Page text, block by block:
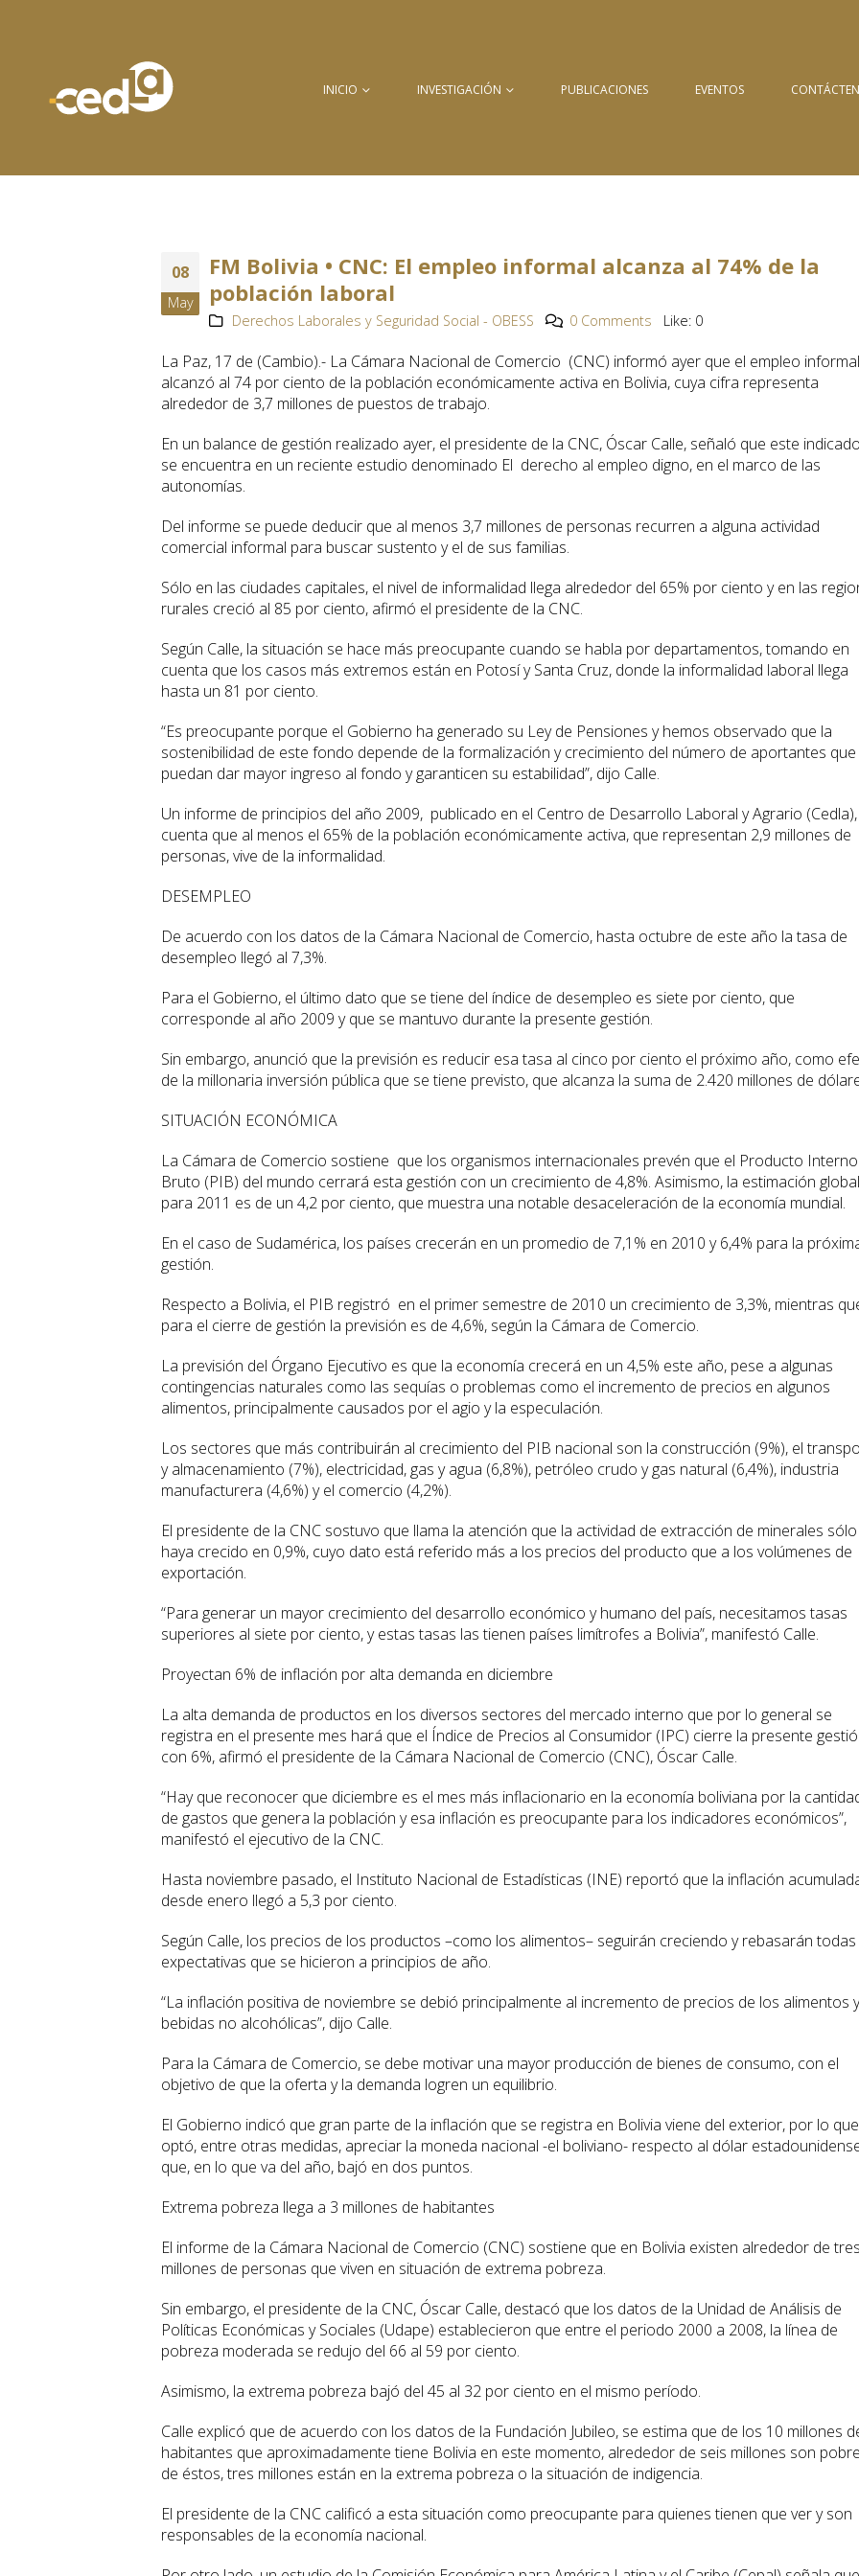
INICIO INVESTIGACIÓN PUBLICACIONES EVENTOS
08
May
FM Bolivia • CNC: El empleo informal alcanza al 74% de la
población laboral
Derechos Laborales y Seguridad Social - OBESS 0 Comments Like: 0
La Paz, 17 de (Cambio).- La Cámara Nacional de Comercio (CNC) informó ayer que el empleo informal
alcanzó al 74 por ciento de la población económicamente activa en Bolivia, cuya cifra representa
alrededor de 3,7 millones de puestos de trabajo.
En un balance de gestión realizado ayer, el presidente de la CNC, Óscar Calle, señaló que este
se encuentra en un reciente estudio denominado El derecho al empleo digno, en el marco de las
autonomías.
Del informe se puede deducir que al menos 3,7 millones de personas recurren a alguna actividad
comercial informal para buscar sustento y el de sus familias.
Sólo en las ciudades capitales, el nivel de informalidad llega alrededor del 65% por ciento y en las
rurales creció al 85 por ciento, afirmó el presidente de la CNC.
Según Calle, la situación se hace más preocupante cuando se habla por departamentos, tomando en
cuenta que los casos más extremos están en Potosí y Santa Cruz, donde la informalidad laboral llega
hasta un 81 por ciento.
“Es preocupante porque el Gobierno ha generado su Ley de Pensiones y hemos observado que la
sostenibilidad de este fondo depende de la formalización y crecimiento del número de aportantes que
puedan dar mayor ingreso al fondo y garanticen su estabilidad”, dijo Calle.
Un informe de principios del año 2009, publicado en el Centro de Desarrollo Laboral y Agrario
cuenta que al menos el 65% de la población económicamente activa, que representan 2,9 millones de
personas, vive de la informalidad.
DESEMPLEO
De acuerdo con los datos de la Cámara Nacional de Comercio, hasta octubre de este año la tasa de
desempleo llegó al 7,3%.
Para el Gobierno, el último dato que se tiene del índice de desempleo es siete por ciento, que
corresponde al año 2009 y que se mantuvo durante la presente gestión.
Sin embargo, anunció que la previsión es reducir esa tasa al cinco por ciento el próximo año, como
de la millonaria inversión pública que se tiene previsto, que alcanza la suma de 2.420 millones de
SITUACIÓN ECONÓMICA
La Cámara de Comercio sostiene que los organismos internacionales prevén que el Producto Interno
Bruto (PIB) del mundo cerrará esta gestión con un crecimiento de 4,8%. Asimismo, la estimación global
para 2011 es de un 4,2 por ciento, que muestra una notable desaceleración de la economía mundial.
En el caso de Sudamérica, los países crecerán en un promedio de 7,1% en 2010 y 6,4% para la
gestión.
Respecto a Bolivia, el PIB registró en el primer semestre de 2010 un crecimiento de 3,3%, mientras
para el cierre de gestión la previsión es de 4,6%, según la Cámara de Comercio.
La previsión del Órgano Ejecutivo es que la economía crecerá en un 4,5% este año, pese a algunas
contingencias naturales como las sequías o problemas como el incremento de precios en algunos
alimentos, principalmente causados por el agio y la especulación.
Los sectores que más contribuirán al crecimiento del PIB nacional son la construcción (9%), el
y almacenamiento (7%), electricidad, gas y agua (6,8%), petróleo crudo y gas natural (6,4%), industria
manufacturera (4,6%) y el comercio (4,2%).
El presidente de la CNC sostuvo que llama la atención que la actividad de extracción de minerales sólo
haya crecido en 0,9%, cuyo dato está referido más a los precios del producto que a los volúmenes de
exportación.
“Para generar un mayor crecimiento del desarrollo económico y humano del país, necesitamos tasas
superiores al siete por ciento, y estas tasas las tienen países limítrofes a Bolivia”, manifestó Calle.
Proyectan 6% de inflación por alta demanda en diciembre
La alta demanda de productos en los diversos sectores del mercado interno que por lo general se
registra en el presente mes hará que el Índice de Precios al Consumidor (IPC) cierre la presente
con 6%, afirmó el presidente de la Cámara Nacional de Comercio (CNC), Óscar Calle.
“Hay que reconocer que diciembre es el mes más inflacionario en la economía boliviana por la
de gastos que genera la población y esa inflación es preocupante para los indicadores económicos”,
manifestó el ejecutivo de la CNC.
Hasta noviembre pasado, el Instituto Nacional de Estadísticas (INE) reportó que la inflación
desde enero llegó a 5,3 por ciento.
Según Calle, los precios de los productos –como los alimentos– seguirán creciendo y rebasarán todas
expectativas que se hicieron a principios de año.
“La inflación positiva de noviembre se debió principalmente al incremento de precios de los alimentos y
bebidas no alcohólicas”, dijo Calle.
Para la Cámara de Comercio, se debe motivar una mayor producción de bienes de consumo, con el
objetivo de que la oferta y la demanda logren un equilibrio.
El Gobierno indicó que gran parte de la inflación que se registra en Bolivia viene del exterior, por lo que
optó, entre otras medidas, apreciar la moneda nacional -el boliviano- respecto al dólar
que, en lo que va del año, bajó en dos puntos.
Extrema pobreza llega a 3 millones de habitantes
El informe de la Cámara Nacional de Comercio (CNC) sostiene que en Bolivia existen alrededor de tres
millones de personas que viven en situación de extrema pobreza.
Sin embargo, el presidente de la CNC, Óscar Calle, destacó que los datos de la Unidad de Análisis de
Políticas Económicas y Sociales (Udape) establecieron que entre el periodo 2000 a 2008, la línea de
pobreza moderada se redujo del 66 al 59 por ciento.
Asimismo, la extrema pobreza bajó del 45 al 32 por ciento en el mismo período.
Calle explicó que de acuerdo con los datos de la Fundación Jubileo, se estima que de los 10 millones
habitantes que aproximadamente tiene Bolivia en este momento, alrededor de seis millones son
de éstos, tres millones están en la extrema pobreza o la situación de indigencia.
El presidente de la CNC calificó a esta situación como preocupante para quienes tienen que ver y son
responsables de la economía nacional.